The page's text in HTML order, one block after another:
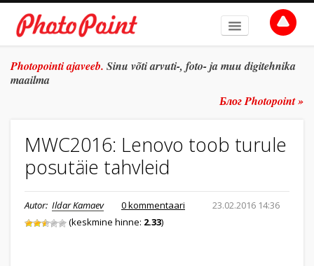
AVALEHT
SÜVITSI
ARHIIV
TULE TÖÖLE
Photopointi ajaveeb. Sinu võti arvuti-, foto- ja muu digitehnika
maailma
Блог Photopoint »
MWC2016: Lenovo toob turule
posutäie tahvleid
Autor: Ildar Kamaev 23.02.2016 14:36
0 kommentaari
(keskmine hinne: 2.33)